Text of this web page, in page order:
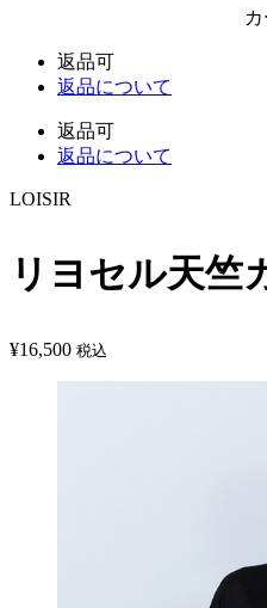
返品可
返品について
返品可
返品について
LOISIR
リヨセル天竺
¥16,500 税込